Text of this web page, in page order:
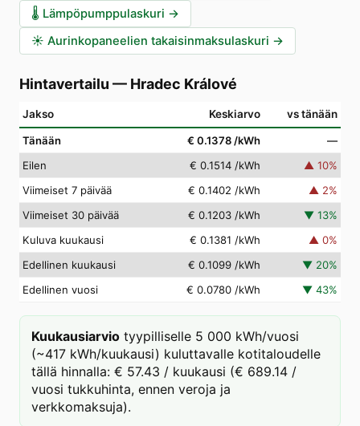
🌡️ Lämpöpumppulaskuri →
☀️ Aurinkopaneelien takaisinmaksulaskuri →
Hintavertailu — Hradec Králové
Jakso Keskiarvo vs tänään
Tänään € 0.1378 /kWh
—
Eilen
€ 0.1514 /kWh ▲ 10%
Viimeiset 7 päivää
€ 0.1402 /kWh ▲ 2%
Viimeiset 30 päivää
€ 0.1203 /kWh ▼ 13%
Kuluva kuukausi
€ 0.1381 /kWh ▲ 0%
Edellinen kuukausi
€ 0.1099 /kWh ▼ 20%
Edellinen vuosi
€ 0.0780 /kWh ▼ 43%
Kuukausiarvio tyypilliselle 5 000 kWh/vuosi
(~417 kWh/kuukausi) kuluttavalle kotitaloudelle
tällä hinnalla: € 57.43 / kuukausi (€ 689.14 /
vuosi tukkuhinta, ennen veroja ja
verkkomaksuja).